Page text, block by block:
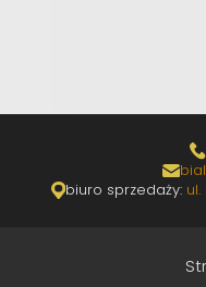
biuro sprzedaży:ul.